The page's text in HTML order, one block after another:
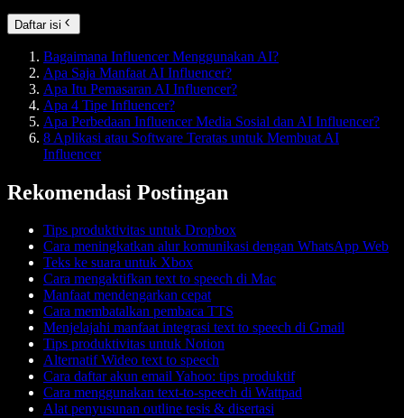
Daftar isi
Bagaimana Influencer Menggunakan AI?
Apa Saja Manfaat AI Influencer?
Apa Itu Pemasaran AI Influencer?
Apa 4 Tipe Influencer?
Apa Perbedaan Influencer Media Sosial dan AI Influencer?
8 Aplikasi atau Software Teratas untuk Membuat AI
Influencer
Rekomendasi Postingan
Tips produktivitas untuk Dropbox
Cara meningkatkan alur komunikasi dengan WhatsApp Web
Teks ke suara untuk Xbox
Cara mengaktifkan text to speech di Mac
Manfaat mendengarkan cepat
Cara membatalkan pembaca TTS
Menjelajahi manfaat integrasi text to speech di Gmail
Tips produktivitas untuk Notion
Alternatif Wideo text to speech
Cara daftar akun email Yahoo: tips produktif
Cara menggunakan text-to-speech di Wattpad
Alat penyusunan outline tesis & disertasi